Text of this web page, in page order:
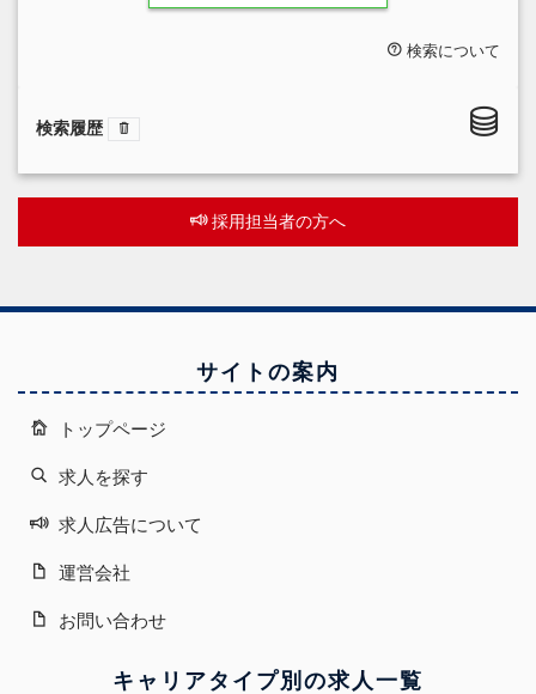
検索について
検索履歴
採用担当者の方へ
サイトの案内
トップページ
求人を探す
求人広告について
運営会社
お問い合わせ
キャリアタイプ別の求人一覧